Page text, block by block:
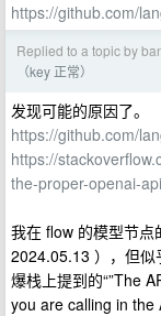
https://github.com/
Replied to a topic by
（key 正常）
发现可能的原因了。
https://github.com/
https://
the-proper-openai-
我在 flow 的模型节
2024.05.13 ），但
爆栈上提到的“”The
you are calling in the